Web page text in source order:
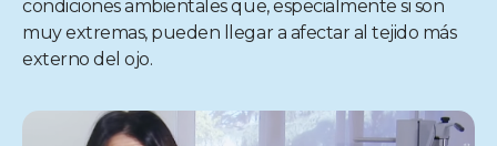
condiciones ambientales que, especialmente si son
muy extremas, pueden llegar a afectar al tejido más
externo del ojo.